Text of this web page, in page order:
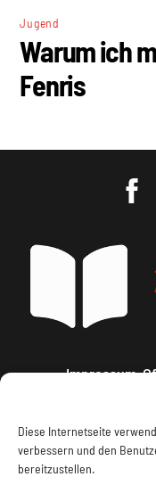
Diese Internetseite
verbessern und den
bereitzustellen.
Jugend
Warum ich
Fenris
Impressum,